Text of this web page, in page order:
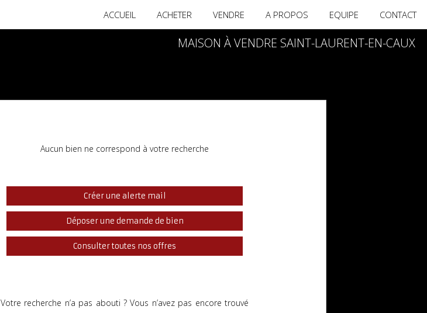
ACCUEIL ACHETER VENDRE A PROPOS EQUIPE CONTACT
MAISON À VENDRE SAINT-LAURENT-EN-CAUX
Aucun bien ne correspond à votre recherche
Créer une alerte mail
Déposer une demande de bien
Consulter toutes nos offres
Votre recherche n’a pas abouti ? Vous n’avez pas encore trouvé